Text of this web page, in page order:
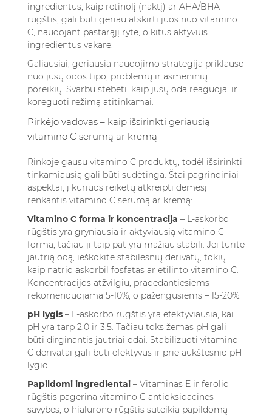
ingredientus, kaip retinolį (naktį) ar AHA/BHA
rūgštis, gali būti geriau atskirti juos nuo vitamino
C, naudojant pastarąjį ryte, o kitus aktyvius
ingredientus vakare.
Galiausiai, geriausia naudojimo strategija priklauso
nuo jūsų odos tipo, problemų ir asmeninių
poreikių. Svarbu stebėti, kaip jūsų oda reaguoja, ir
koreguoti režimą atitinkamai.
Pirkėjo vadovas – kaip išsirinkti geriausią
vitamino C serumą ar kremą
Rinkoje gausu vitamino C produktų, todėl išsirinkti
tinkamiausią gali būti sudėtinga. Štai pagrindiniai
aspektai, į kuriuos reikėtų atkreipti dėmesį
renkantis vitamino C serumą ar kremą:
Vitamino C forma ir koncentracija – L-askorbo
rūgštis yra gryniausia ir aktyviausią vitamino C
forma, tačiau ji taip pat yra mažiau stabili. Jei turite
jautrią odą, ieškokite stabilesnių derivatų, tokių
kaip natrio askorbil fosfatas ar etilinto vitamino C.
Koncentracijos atžvilgiu, pradedantiesiems
rekomenduojama 5-10%, o pažengusiems – 15-20%.
pH lygis – L-askorbo rūgštis yra efektyviausia, kai
pH yra tarp 2,0 ir 3,5. Tačiau toks žemas pH gali
būti dirginantis jautriai odai. Stabilizuoti vitamino
C derivatai gali būti efektyvūs ir prie aukštesnio pH
lygio.
Papildomi ingredientai – Vitaminas E ir ferolio
rūgštis pagerina vitamino C antioksidacines
savybes, o hialurono rūgštis suteikia papildomą